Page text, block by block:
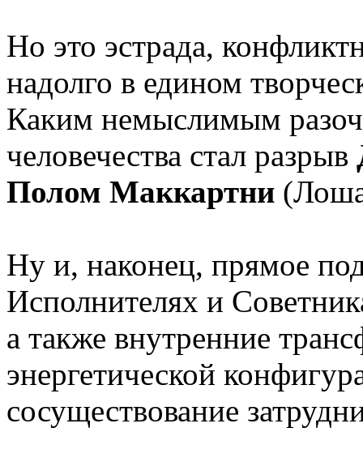
Но это эстрада,
надолго в едином
Каким немыслимым
человечества стал разрыв
Полом Маккартни
Ну и, наконец, прямое
Исполнителях и
а также внутренние
энергетической
сосуществование